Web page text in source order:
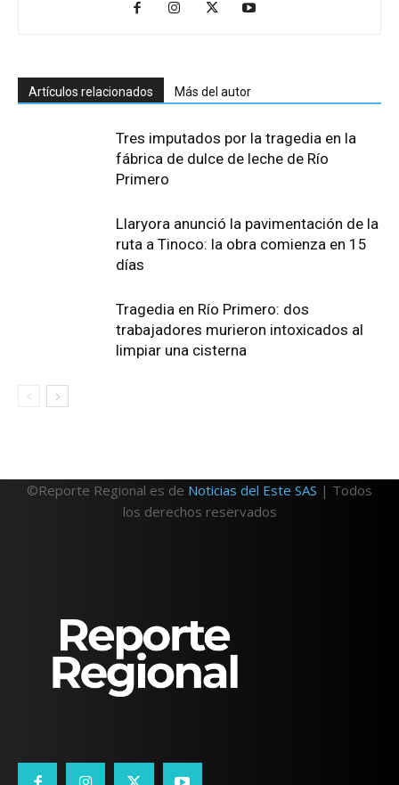
Artículos relacionados Más del autor
Tres imputados por la tragedia en la
fábrica de dulce de leche de Río
Primero
Llaryora anunció la pavimentación de la
ruta a Tinoco: la obra comienza en 15
días
Tragedia en Río Primero: dos
trabajadores murieron intoxicados al
limpiar una cisterna
©Reporte Regional es de Noticias del Este SAS | Todos
los derechos reservados